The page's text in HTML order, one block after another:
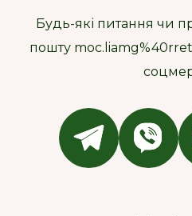
Будь-які питання чи
пошту